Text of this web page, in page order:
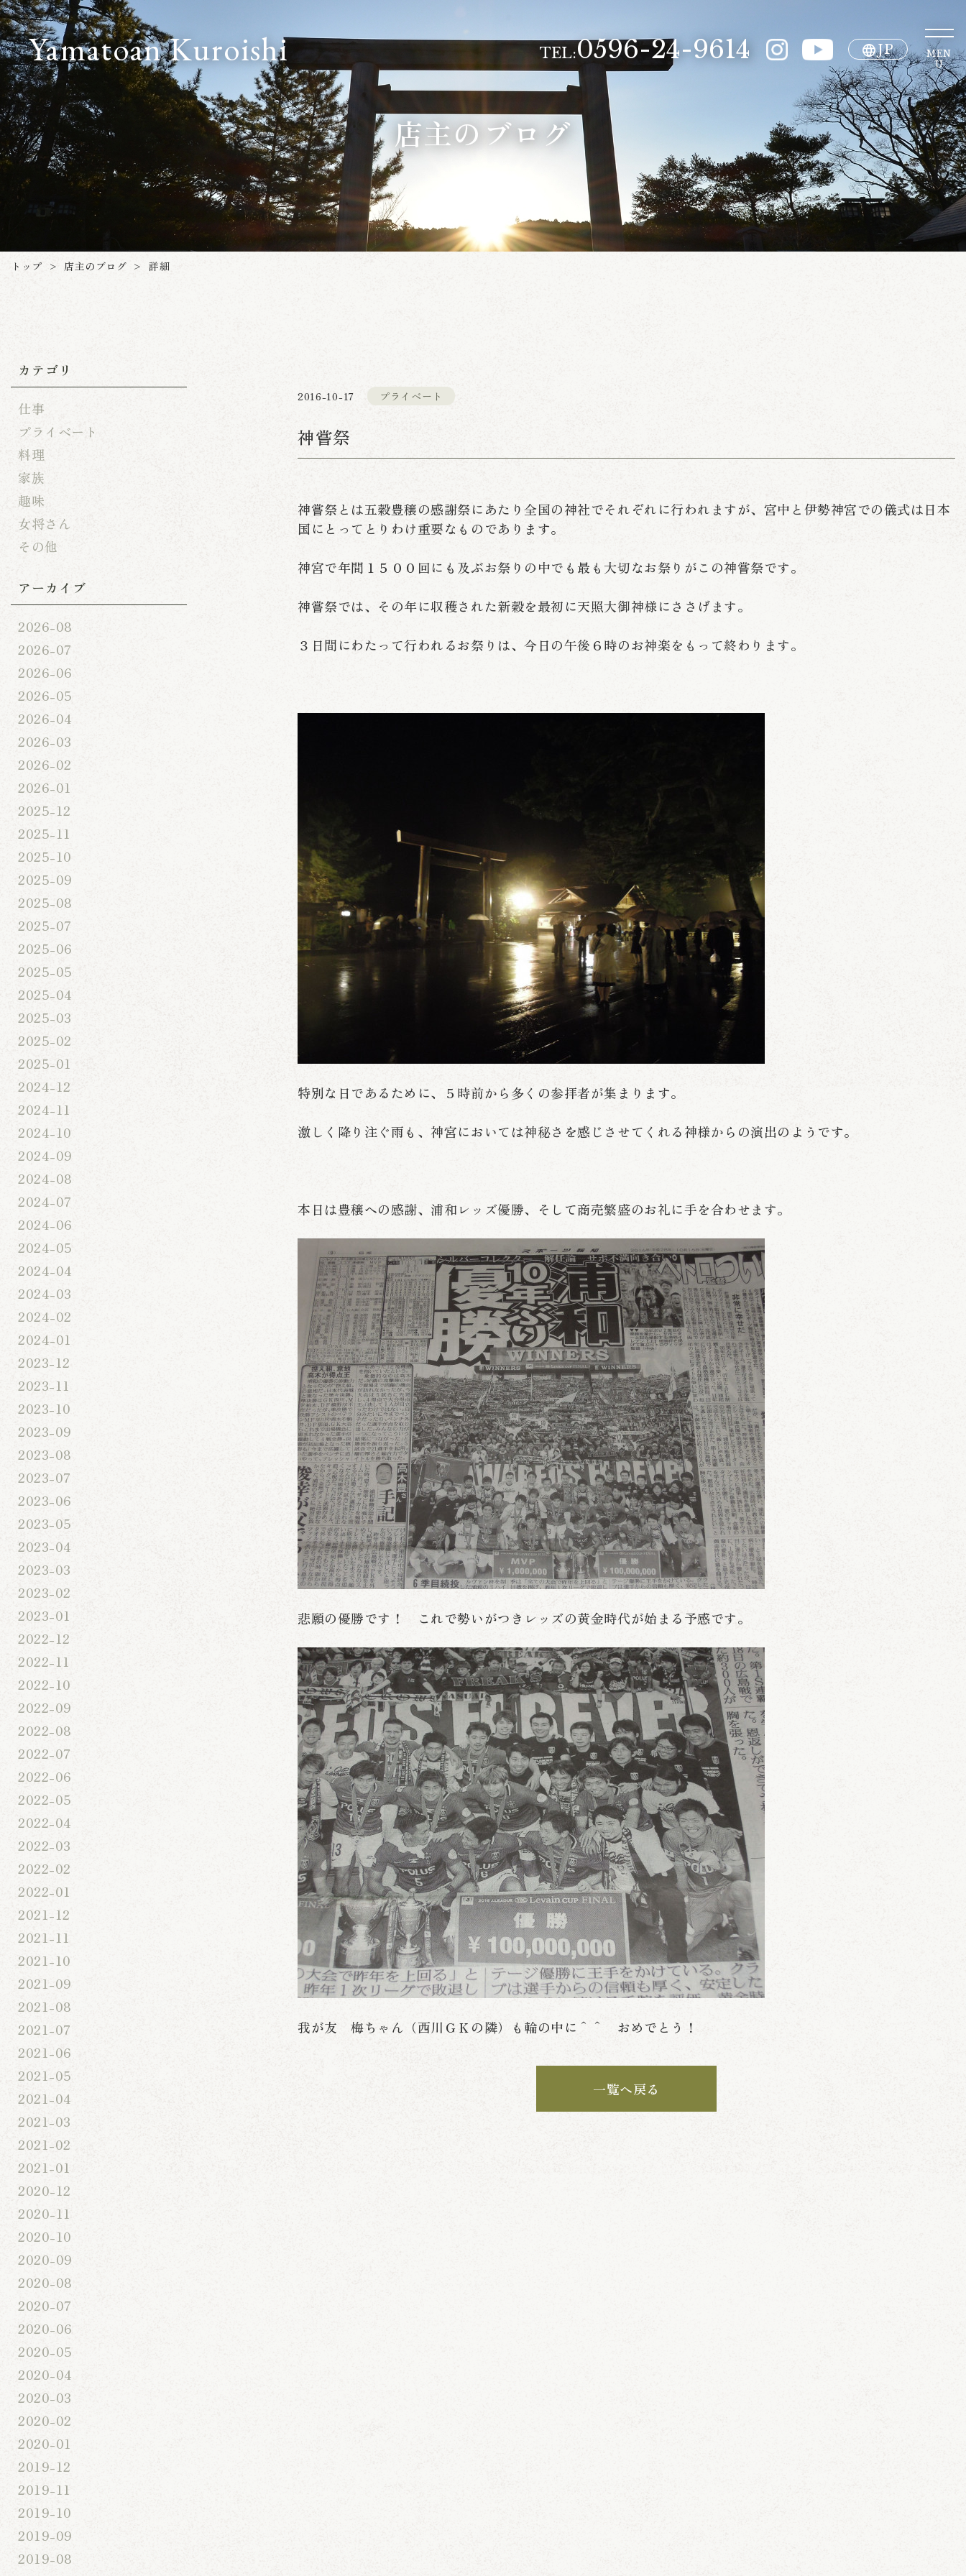
Yamatoan Kuroishi TEL:0596-24-9614 JP MEN
U
店主のブログ
トップ > 店主のブログ > 詳細
2016-10-17 プライベート
神嘗祭
神嘗祭とは五穀豊穣の感謝祭にあたり全国の神社でそれぞれに行われますが、宮中と伊勢神宮での儀式は日本
国にとってとりわけ重要なものであります。
神宮で年間１５００回にも及ぶお祭りの中でも最も大切なお祭りがこの神嘗祭です。
神嘗祭では、その年に収穫された新穀を最初に天照大御神様にささげます。
３日間にわたって行われるお祭りは、今日の午後６時のお神楽をもって終わります。
特別な日であるために、５時前から多くの参拝者が集まります。
激しく降り注ぐ雨も、神宮においては神秘さを感じさせてくれる神様からの演出のようです。
本日は豊穣への感謝、浦和レッズ優勝、そして商売繁盛のお礼に手を合わせます。
悲願の優勝です！ これで勢いがつきレッズの黄金時代が始まる予感です。
我が友 梅ちゃん（西川ＧＫの隣）も輪の中に＾＾ おめでとう！
一覧へ戻る
カテゴリ
仕事
プライベート
料理
家族
趣味
女将さん
その他
アーカイブ
2026-08
2026-07
2026-06
2026-05
2026-04
2026-03
2026-02
2026-01
2025-12
2025-11
2025-10
2025-09
2025-08
2025-07
2025-06
2025-05
2025-04
2025-03
2025-02
2025-01
2024-12
2024-11
2024-10
2024-09
2024-08
2024-07
2024-06
2024-05
2024-04
2024-03
2024-02
2024-01
2023-12
2023-11
2023-10
2023-09
2023-08
2023-07
2023-06
2023-05
2023-04
2023-03
2023-02
2023-01
2022-12
2022-11
2022-10
2022-09
2022-08
2022-07
2022-06
2022-05
2022-04
2022-03
2022-02
2022-01
2021-12
2021-11
2021-10
2021-09
2021-08
2021-07
2021-06
2021-05
2021-04
2021-03
2021-02
2021-01
2020-12
2020-11
2020-10
2020-09
2020-08
2020-07
2020-06
2020-05
2020-04
2020-03
2020-02
2020-01
2019-12
2019-11
2019-10
2019-09
2019-08